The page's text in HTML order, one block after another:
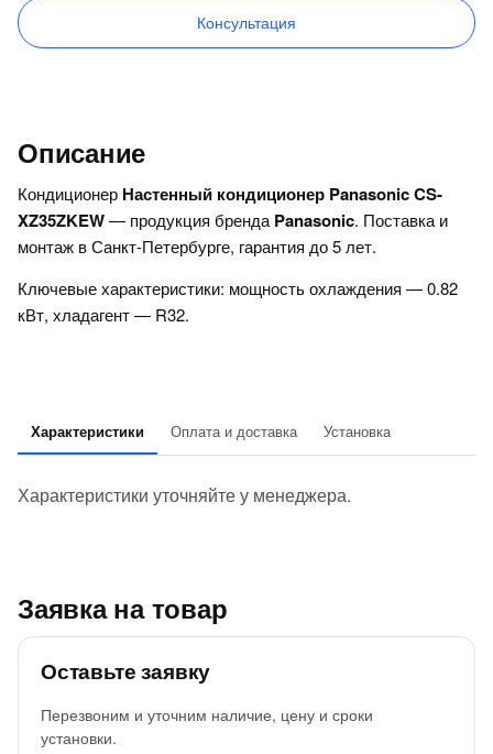
Консультация
Описание
Кондиционер Настенный кондиционер Panasonic CS-
XZ35ZKEW— продукция бренда Panasonic. Поставка и
монтаж в Санкт-Петербурге, гарантия до 5 лет.
Ключевые характеристики: мощность охлаждения — 0.82
кВт, хладагент — R32.
Характеристики Оплата и доставка Установка
Характеристики уточняйте у менеджера.
Заявка на товар
Оставьте заявку
Перезвоним и уточним наличие, цену и сроки
установки.